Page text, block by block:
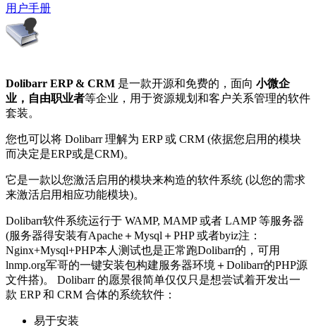
用户手册
Dolibarr ERP & CRM 是一款开源和免费的，面向 小微企
业，自由职业者等企业，用于资源规划和客户关系管理的软件
套装。
您也可以将 Dolibarr 理解为 ERP 或 CRM (依据您启用的模块
而决定是ERP或是CRM)。
它是一款以您激活启用的模块来构造的软件系统 (以您的需求
来激活启用相应功能模块)。
Dolibarr软件系统运行于 WAMP, MAMP 或者 LAMP 等服务器
(服务器得安装有Apache＋Mysql＋PHP 或者byiz注：
Nginx+Mysql+PHP本人测试也是正常跑Dolibarr的，可用
lnmp.org军哥的一键安装包构建服务器环境＋Dolibarr的PHP源
文件搭)。 Dolibarr 的愿景很简单仅仅只是想尝试着开发出一
款 ERP 和 CRM 合体的系统软件：
易于安装